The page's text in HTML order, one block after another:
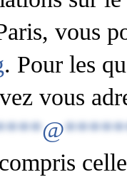
vous
. Pour les
vous
@